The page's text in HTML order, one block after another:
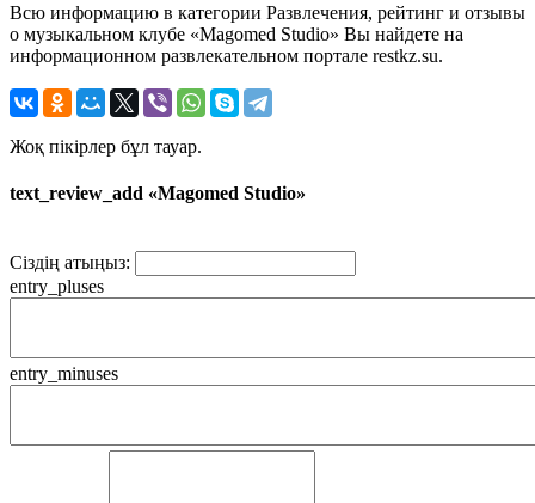
Всю информацию в категории Развлечения, рейтинг и отзывы
о музыкальном клубе «Magomed Studio» Вы найдете на
информационном развлекательном портале restkz.su.
Жоқ пікірлер бұл тауар.
text_review_add «Magomed Studio»
Сіздің атыңыз:
entry_pluses
entry_minuses